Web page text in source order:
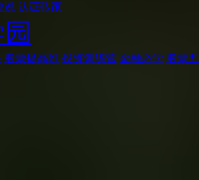
说 认证砖家
股票提高班 投资训练营 金融必学 股票